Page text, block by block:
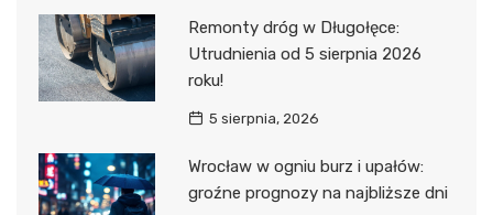
Remonty dróg w Długołęce:
Utrudnienia od 5 sierpnia 2026
roku!
5 sierpnia, 2026
Wrocław w ogniu burz i upałów:
groźne prognozy na najbliższe dni